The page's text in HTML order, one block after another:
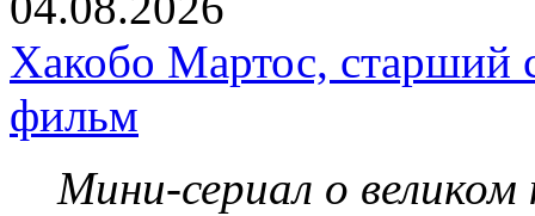
Хакобо Мартос, старший
фильм
Мини-сериал о великом